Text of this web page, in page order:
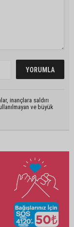
inançlara saldırı
ve büyük